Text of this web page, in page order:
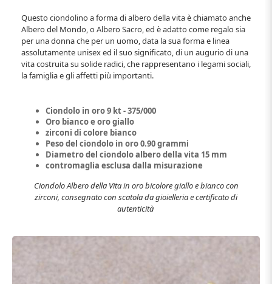
Questo ciondolino a forma di albero della vita è chiamato anche
Albero del Mondo, o Albero Sacro, ed è adatto come regalo sia
per una donna che per un uomo, data la sua forma e linea
assolutamente unisex ed il suo significato, di un augurio di una
vita costruita su solide radici, che rappresentano i legami sociali,
la famiglia e gli affetti più importanti.
Ciondolo in oro 9 kt - 375/000
Oro bianco e oro giallo
zirconi di colore bianco
Peso del ciondolo in oro 0.90 grammi
Diametro del ciondolo albero della vita 15 mm
contromaglia esclusa dalla misurazione
Ciondolo Albero della Vita in oro bicolore giallo e bianco con
zirconi, consegnato con scatola da gioielleria e certificato di
autenticità